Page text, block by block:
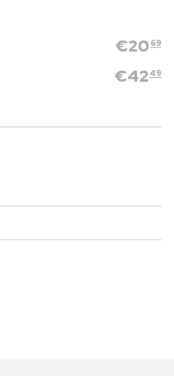
€20 69
€42 49